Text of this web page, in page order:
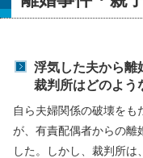
浮気した夫から離
裁判所はどのよう
自ら夫婦関係の破壊をも
が、有責配偶者からの離
した。しかし、裁判所